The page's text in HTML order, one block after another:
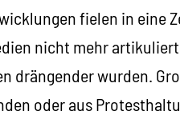
fielen in eine
nicht mehr
drängender wurden.
oder aus